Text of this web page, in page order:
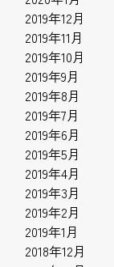
2019年12月
2019年11月
2019年10月
2019年9月
2019年8月
2019年7月
2019年6月
2019年5月
2019年4月
2019年3月
2019年2月
2019年1月
2018年12月